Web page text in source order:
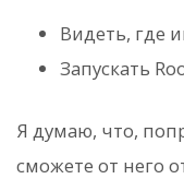
Видеть, где
Запускать
Я думаю, что,
сможете от него